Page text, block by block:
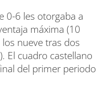
0-6 les otorgaba a
máxima (10
nueve tras dos
El cuadro castellano
del primer periodo